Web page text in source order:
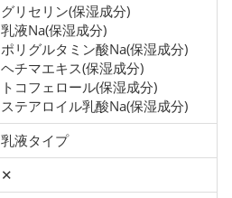
グリセリン(保湿成分)
乳液Na(保湿成分)
ポリグルタミン酸Na(保湿成分)
ヘチマエキス(保湿成分)
トコフェロール(保湿成分)
ステアロイル乳酸Na(保湿成分)
乳液タイプ
✕